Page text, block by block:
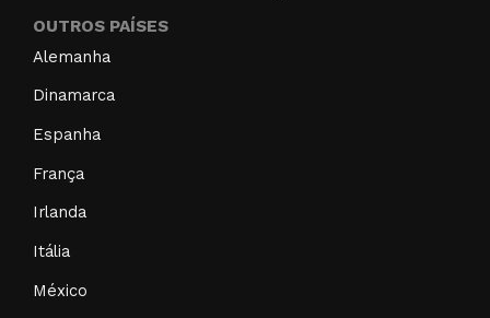
OUTROS PAÍSES
Alemanha
Dinamarca
Espanha
França
Irlanda
Itália
México